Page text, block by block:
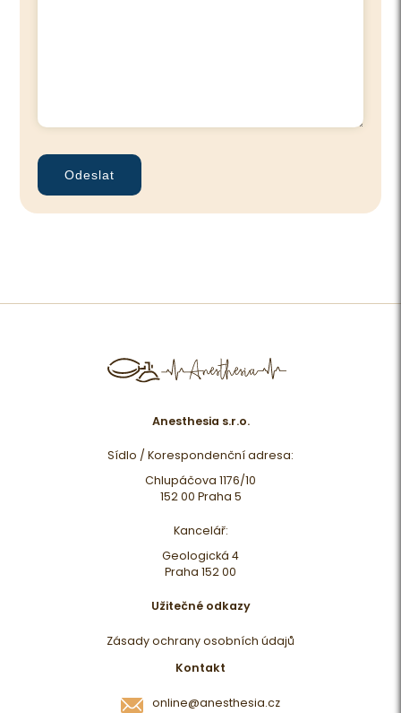
Odeslat
Anesthesia s.r.o.
Sídlo / Korespondenční adresa:
Chlupáčova 1176/10
152 00 Praha 5
Kancelář:
Geologická 4
Praha 152 00
Užitečné odkazy
Zásady ochrany osobních údajů
Kontakt
online@anesthesia.cz